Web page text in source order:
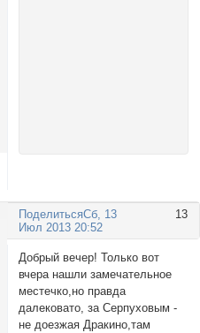
Поделиться 13
Сб, 13
Июл 2013 20:52
Добрый вечер! Только вот
вчера нашли замечательное
местечко,но правда
далековато, за Серпуховым -
не доезжая Дракино,там